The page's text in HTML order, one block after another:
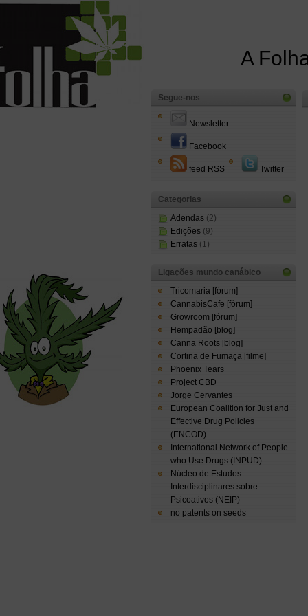
A
Segue-nos
Newsletter
Facebook
feed RSS Twitter
Categorias
Adendas (2)
Edições (9)
Erratas (1)
Ligações mundo canábico
Tricomaria [fórum]
CannabisCafe [fórum]
Growroom [fórum]
Hempadão [blog]
Canna Roots [blog]
Cortina de Fumaça [filme]
Phoenix Tears
Project CBD
Jorge Cervantes
European Coalition for Just and
Effective Drug Policies
(ENCOD)
International Network of People
who Use Drugs (INPUD)
Núcleo de Estudos
Interdisciplinares sobre
Psicoativos (NEIP)
no patents on seeds